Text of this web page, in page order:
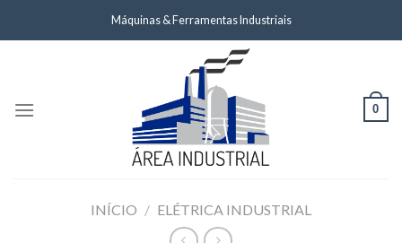
Máquinas & Ferramentas Industriais
0
INÍCIO / ELÉTRICA INDUSTRIAL